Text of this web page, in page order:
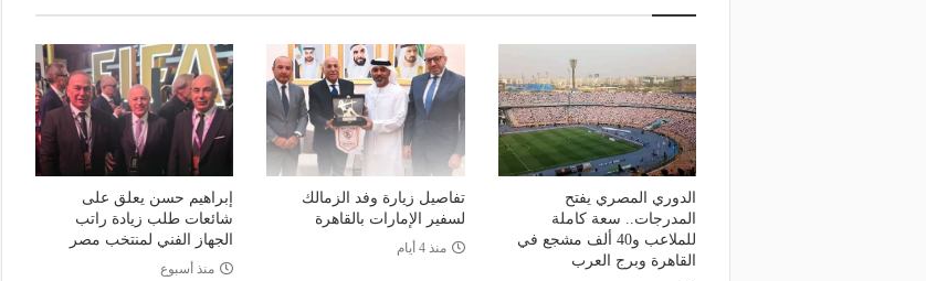
الدوري المصري يفتح
المدرجات.. سعة كاملة
للملاعب و40 ألف مشجع في
القاهرة وبرج العرب
تفاصيل زيارة وفد الزمالك
لسفير الإمارات بالقاهرة
منذ 4 أيام
إبراهيم حسن يعلق على
شائعات طلب زيادة راتب
الجهاز الفني لمنتخب مصر
منذ أسبوع
منذ يوم
ريمونتادا لم تكتمل.. إسبانيا تحرم ناشئات
مصر من نهائي مونديال اليد- فيديو
منذ 19 ساعة
صانع المجد ومسبب الأزمات.. كيف أدار
والد ميسي إمبراطورية نجله بين النجاح
والمحاكم؟
يذهب لريال مدريد؟.. السيتي يرفض